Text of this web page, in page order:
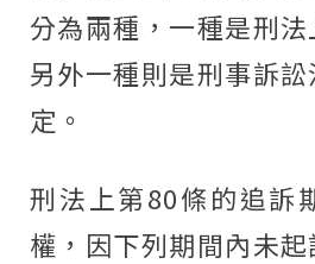
分為兩種，一種是刑法
另外一種則是刑事訴
定。
刑法上第80條的追訴
權，因下列期間內未起